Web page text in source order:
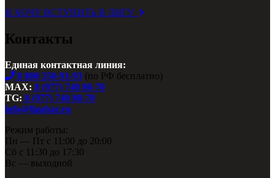
Я ХОЧУ ВСТУПИТЬ В ЛИГУ
Контакты
Единая контактная линия:
8 800 550-91-93 (по РФ бесплатно)
MAX: 8 (977) 740 80-70
TG: 8 (977) 740 80-70
info@ligabar.ru
Режим работы:
Пн — Пт с 11:00 до 20:00
Сб с 11:30 до 17:30
Вс — выходной